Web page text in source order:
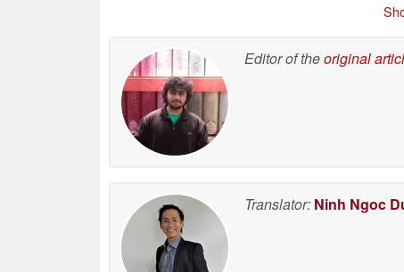
Editor of theoriginal
Translator: Ninh Ngoc